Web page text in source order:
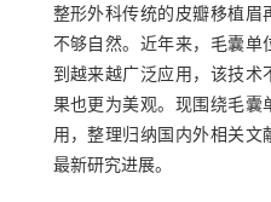
整形外科传统的皮瓣移植眉
不够自然。近年来，毛囊单
到越来越广泛应用，该技术
果也更为美观。现围绕毛囊
用，整理归纳国内外相关文
最新研究进展。